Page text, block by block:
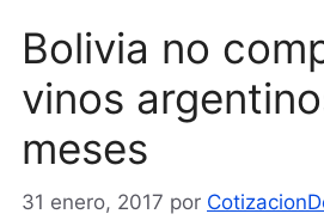
Bolivia no
vinos
meses
31 enero, 2017 por